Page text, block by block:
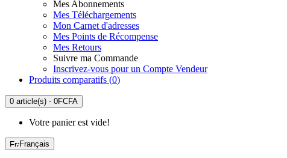
Mes Abonnements
Mes Téléchargements
Mon Carnet d'adresses
Mes Points de Récompense
Mes Retours
Suivre ma Commande
Inscrivez-vous pour un Compte Vendeur
Produits comparatifs (0)
0 article(s) - 0FCFA
Votre panier est vide!
Français